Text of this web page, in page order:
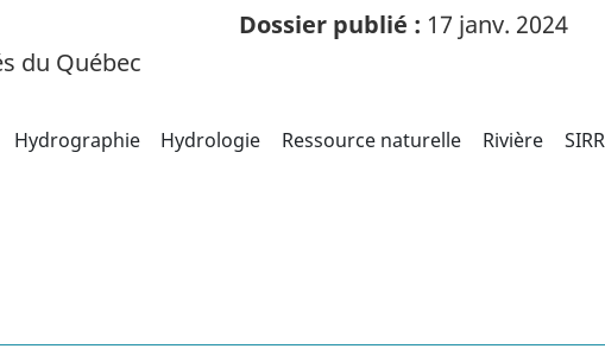
Dossier publié : 17 janv. 2024
du Québec
Hydrographie Hydrologie Ressource naturelle Rivière SIRR